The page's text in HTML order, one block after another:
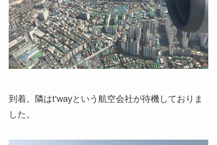
到着。隣はt’wayという航空会社が待機しておりま
した。